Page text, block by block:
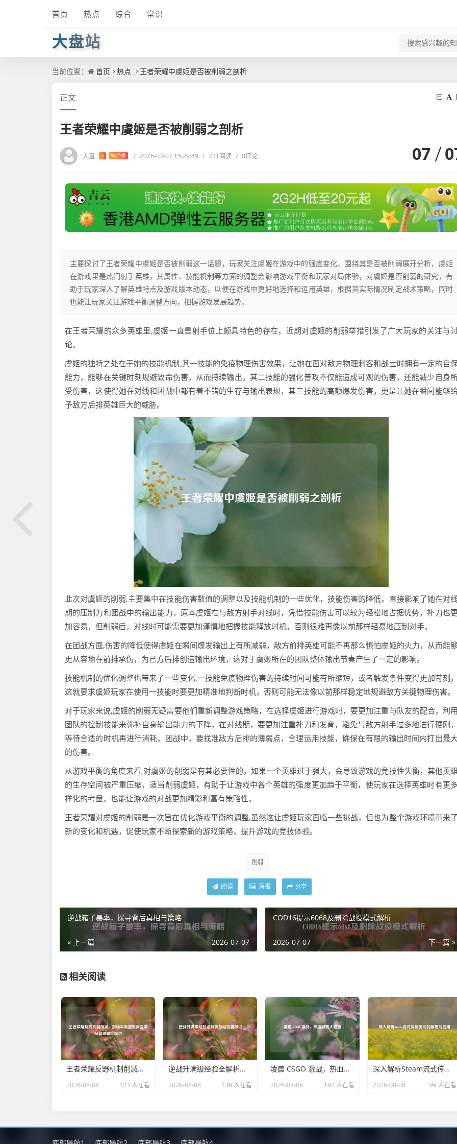
首页 热点 综合 常识
大盘站
当前位置： 首页 热点 王者荣耀中虞姬是否被削弱之剖析
正文
王者荣耀中虞姬是否被削弱之剖析
大盘 V 管理员 / 2026-07-07 15:29:49 / 231阅读 / 0评论 07
主要探讨了王者荣耀中虞姬是否被削弱这一话题，玩家关注虞姬在游戏中的强度变化，围绕其是否被削弱展开分析，虞姬
在游戏里是热门射手英雄，其属性、技能机制等方面的调整会影响游戏平衡和玩家对局体验，对虞姬是否削弱的研究，有
助于玩家深入了解英雄特点及游戏版本动态，以便在游戏中更好地选择和运用英雄，根据其实际情况制定战术策略，同时
也能让玩家关注游戏平衡调整方向，把握游戏发展趋势。
在王者荣耀的众多英雄里,虞姬一直是射手位上颇具特色的存在，近期对虞姬的削弱举措引发了广大玩家的关注与
论。
虞姬的独特之处在于她的技能机制,其一技能的免疫物理伤害效果，让她在面对敌方物理刺客和战士时拥有一定的自
能力，能够在关键时刻规避致命伤害，从而持续输出，其二技能的强化普攻不仅能造成可观的伤害，还能减少自身
受伤害，这使得她在对线和团战中都有着不错的生存与输出表现，其三技能的高额爆发伤害，更是让她在瞬间能够给
予敌方后排英雄巨大的威胁。
此次对虞姬的削弱,主要集中在技能伤害数值的调整以及技能机制的一些优化，技能伤害的降低，直接影响了她在对
期的压制力和团战中的输出能力，原本虞姬在与敌方射手对线时，凭借技能伤害可以较为轻松地占据优势，补刀也更
加容易，但削弱后，对线时可能需要更加谨慎地把握技能释放时机，否则很难再像以前那样轻易地压制对手。
在团战方面,伤害的降低使得虞姬在瞬间爆发输出上有所减弱，敌方前排英雄可能不再那么惧怕虞姬的火力，从而能
更从容地在前排承伤，为己方后排创造输出环境，这对于虞姬所在的团队整体输出节奏产生了一定的影响。
技能机制的优化调整也带来了一些变化,一技能免疫物理伤害的持续时间可能有所缩短，或者触发条件变得更加苛刻，
这就要求虞姬玩家在使用一技能时要更加精准地判断时机，否则可能无法像以前那样稳定地规避敌方关键物理伤害。
对于玩家来说,虞姬的削弱无疑需要他们重新调整游戏策略，在选择虞姬进行游戏时，要更加注重与队友的配合，利用
团队的控制技能来弥补自身输出能力的下降，在对线期，要更加注重补刀和发育，避免与敌方射手过多地进行硬刚，
等待合适的时机再进行消耗，团战中，要找准敌方后排的薄弱点，合理运用技能，确保在有限的输出时间内打出最大
的伤害。
从游戏平衡的角度来看,对虞姬的削弱是有其必要性的，如果一个英雄过于强大，会导致游戏的竞技性失衡，其他英雄
的生存空间被严重压缩，适当削弱虞姬，有助于让游戏中各个英雄的强度更加趋于平衡，使玩家在选择英雄时有更多
样化的考量，也能让游戏的对战更加精彩和富有策略性。
王者荣耀对虞姬的削弱是一次旨在优化游戏平衡的调整,虽然这让虞姬玩家面临一些挑战，但也为整个游戏环境带来了
新的变化和机遇，促使玩家不断探索新的游戏策略，提升游戏的竞技体验。
削弱
阅读 海报 分享
逆战箱子暴率，探寻背后真相与策略
« 上一篇 2026-07-07
COD16提示6068及删除战役模式解析
下一篇 »
2026-07-07
相关阅读
王者荣耀反野机制削减，游戏平衡迎来新变革及削减幅度探讨
2026-08-08 123 人在看
逆战升满级经验全解析及经验量探讨
2026-08-08 138 人在看
凌晨 CSGO 激战，热血激情大碰撞
2026-08-08 192 人在看
深入解析Steam流式传输驱动的原理与应用
2026-08-08 99 人在看